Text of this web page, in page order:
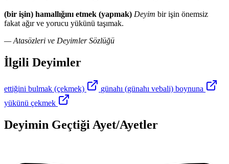
(bir işin) hamallığını etmek (yapmak) Deyim bir işin önemsiz
fakat ağır ve yorucu yükünü taşımak.
— Atasözleri ve Deyimler Sözlüğü
İlgili Deyimler
ettiğini bulmak (çekmek)
günahı (günahı vebali) boynuna
yükünü çekmek
Deyimin Geçtiği Ayet/Ayetler